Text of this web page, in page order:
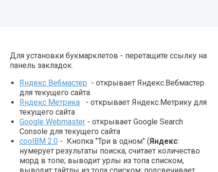
Для установки букмарклетов - перетащите ссылку на
панель закладок.
Яндекс Вебмастер - открывает Яндекс.Вебмастер
для текущего сайта
Яндекс Метрика - открывает Яндекс.Метрику для
текущего сайта
Google Webmaster - открывает Google Search
Console для текущего сайта
coolBM 2.0 - Кнопка "Три в одном" (Яндекс:
нумерует результаты поиска; считает количество
морд в топе; выводит урлы из топа списком,